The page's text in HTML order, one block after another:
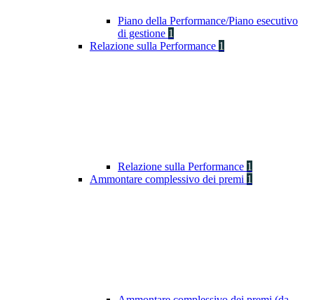
Piano della Performance/Piano esecutivo
di gestione 1
Relazione sulla Performance 1
Relazione sulla Performance 1
Ammontare complessivo dei premi 1